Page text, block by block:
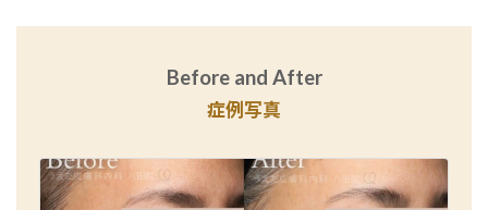
Before and After
症例写真